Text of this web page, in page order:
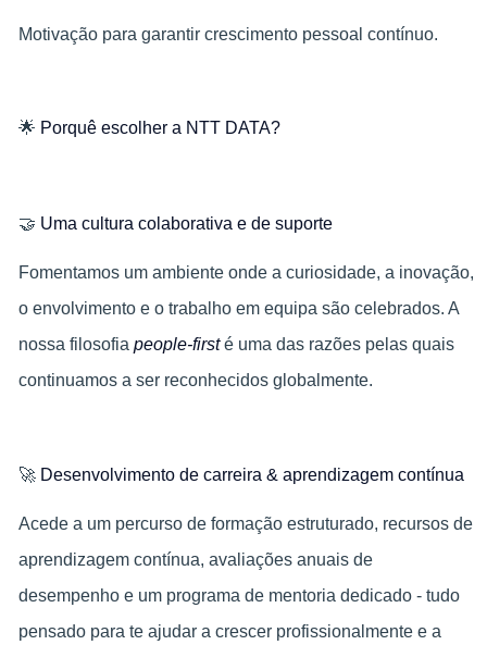
Motivação para garantir crescimento pessoal contínuo.
🌟 Porquê escolher a NTT DATA?
🤝 Uma cultura colaborativa e de suporte
Fomentamos um ambiente onde a curiosidade, a inovação,
o envolvimento e o trabalho em equipa são celebrados. A
nossa filosofia people-firsté uma das razões pelas quais
continuamos a ser reconhecidos globalmente.
🚀 Desenvolvimento de carreira & aprendizagem contínua
Acede a um percurso de formação estruturado, recursos de
aprendizagem contínua, avaliações anuais de
desempenho e um programa de mentoria dedicado - tudo
pensado para te ajudar a crescer profissionalmente e a